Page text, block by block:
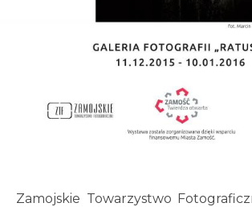
Zamojskie Towarzystwo